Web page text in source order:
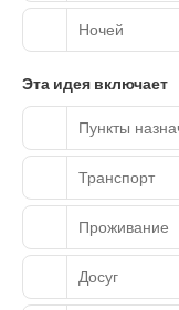
Ночей
Эта идея включает
Пункты
Транспорт
Проживание
Досуг